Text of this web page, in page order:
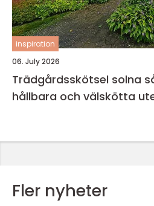
inspiration
06. July 2026
Trädgårdsskötsel solna så skapar man
hållbara och välskötta
Fler nyheter